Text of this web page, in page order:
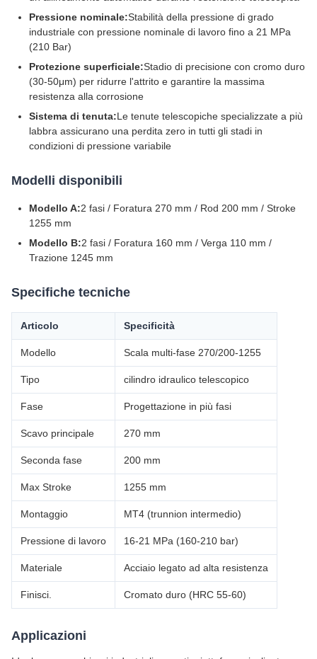
Pressione nominale:Stabilità della pressione di grado
industriale con pressione nominale di lavoro fino a 21 MPa
(210 Bar)
Protezione superficiale:Stadio di precisione con cromo duro
(30-50μm) per ridurre l'attrito e garantire la massima
resistenza alla corrosione
Sistema di tenuta:Le tenute telescopiche specializzate a più
labbra assicurano una perdita zero in tutti gli stadi in
condizioni di pressione variabile
Modelli disponibili
Modello A:2 fasi / Foratura 270 mm / Rod 200 mm / Stroke
1255 mm
Modello B:2 fasi / Foratura 160 mm / Verga 110 mm /
Trazione 1245 mm
Specifiche tecniche
Articolo Specificità
Modello Scala multi-fase 270/200-1255
Tipo cilindro idraulico telescopico
Fase Progettazione in più fasi
Scavo principale 270 mm
Seconda fase 200 mm
Max Stroke 1255 mm
Montaggio MT4 (trunnion intermedio)
Pressione di lavoro 16-21 MPa (160-210 bar)
Materiale Acciaio legato ad alta resistenza
Finisci. Cromato duro (HRC 55-60)
Applicazioni